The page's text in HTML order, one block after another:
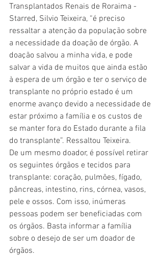
Transplantados Renais de Roraima -
Starred, Silvio Teixeira, “é preciso
ressaltar a atenção da população sobre
a necessidade da doação de órgão. A
doação salvou a minha vida, e pode
salvar a vida de muitos que ainda estão
à espera de um órgão e ter o serviço de
transplante no próprio estado é um
enorme avanço devido a necessidade de
estar próximo a família e os custos de
se manter fora do Estado durante a fila
do transplante”. Ressaltou Teixeira.
De um mesmo doador, é possível retirar
os seguintes órgãos e tecidos para
transplante: coração, pulmões, fígado,
pâncreas, intestino, rins, córnea, vasos,
pele e ossos. Com isso, inúmeras
pessoas podem ser beneficiadas com
os órgãos. Basta informar a família
sobre o desejo de ser um doador de
órgãos.